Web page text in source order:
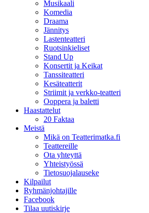
Musikaali
Komedia
Draama
Jännitys
Lastenteatteri
Ruotsinkieliset
Stand Up
Konsertit ja Keikat
Tanssiteatteri
Kesäteatterit
Striimit ja verkko-teatteri
Ooppera ja baletti
Haastattelut
20 Faktaa
Meistä
Mikä on Teatterimatka.fi
Teattereille
Ota yhteyttä
Yhteistyössä
Tietosuojalauseke
Kilpailut
Ryhmänjohtajille
Facebook
Tilaa uutiskirje